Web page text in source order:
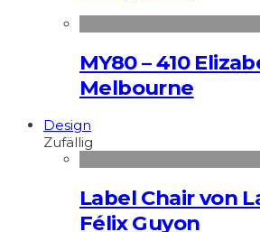
MY80 – 410
Melbourne
Design
Zufällig
Label Chair von
Félix Guyon